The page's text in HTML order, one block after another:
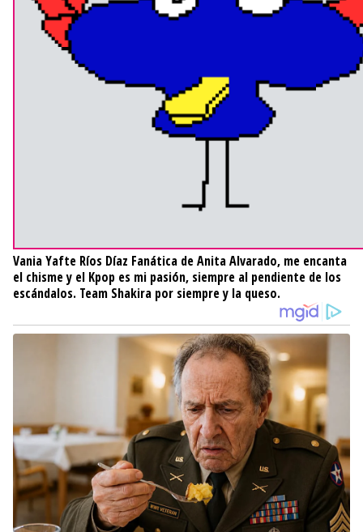
Vania Yafte Ríos Díaz Fanática de Anita Alvarado, me encanta
el chisme y el Kpop es mi pasión, siempre al pendiente de los
escándalos. Team Shakira por siempre y la queso.